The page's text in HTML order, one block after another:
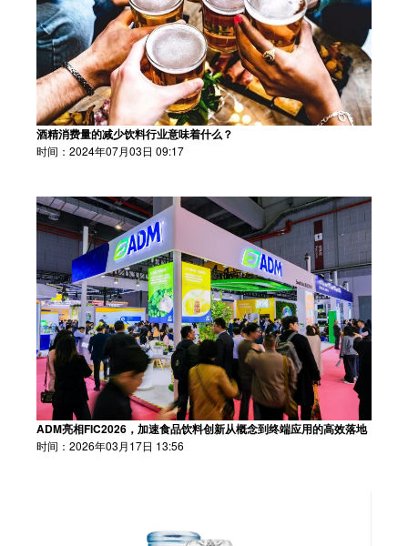
酒精消费量的减少饮料行业意味着什么？
时间：2024年07月03日 09:17
ADM亮相FIC2026，加速食品饮料创新从概念到终端应用的高效落地
时间：2026年03月17日 13:56